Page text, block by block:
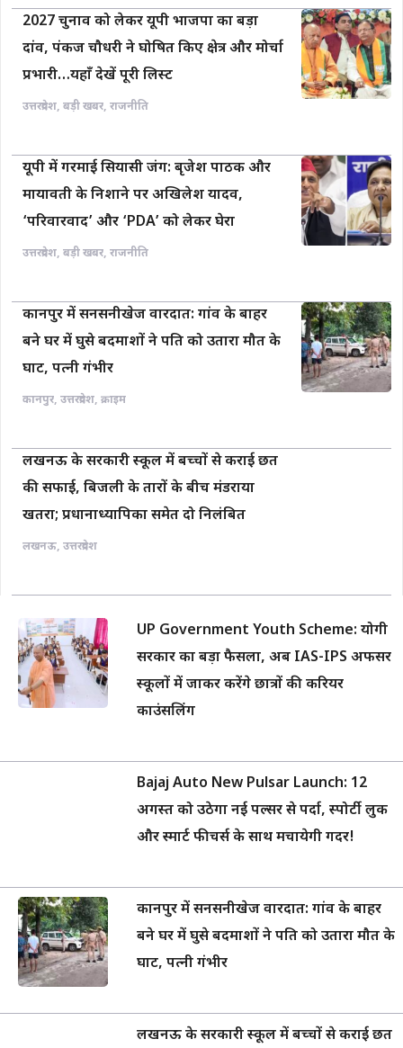
2027 चुनाव को लेकर यूपी भाजपा का बड़ा
दांव, पंकज चौधरी ने घोषित किए क्षेत्र और मोर्चा
प्रभारी…यहाँ देखें पूरी लिस्ट
उत्तरप्रदेश, बड़ी खबर, राजनीति
यूपी में गरमाई सियासी जंग: बृजेश पाठक और
मायावती के निशाने पर अखिलेश यादव,
‘परिवारवाद’ और ‘PDA’ को लेकर घेरा
उत्तरप्रदेश, बड़ी खबर, राजनीति
कानपुर में सनसनीखेज वारदात: गांव के बाहर
बने घर में घुसे बदमाशों ने पति को उतारा मौत के
घाट, पत्नी गंभीर
कानपुर, उत्तरप्रदेश, क्राइम
लखनऊ के सरकारी स्कूल में बच्चों से कराई छत
की सफाई, बिजली के तारों के बीच मंडराया
खतरा; प्रधानाध्यापिका समेत दो निलंबित
लखनऊ, उत्तरप्रदेश
UP Government Youth Scheme: योगी
सरकार का बड़ा फैसला, अब IAS-IPS अफसर
स्कूलों में जाकर करेंगे छात्रों की करियर
काउंसलिंग
Bajaj Auto New Pulsar Launch: 12
अगस्त को उठेगा नई पल्सर से पर्दा, स्पोर्टी लुक
और स्मार्ट फीचर्स के साथ मचायेगी गदर!
कानपुर में सनसनीखेज वारदात: गांव के बाहर
बने घर में घुसे बदमाशों ने पति को उतारा मौत के
घाट, पत्नी गंभीर
लखनऊ के सरकारी स्कूल में बच्चों से कराई छत